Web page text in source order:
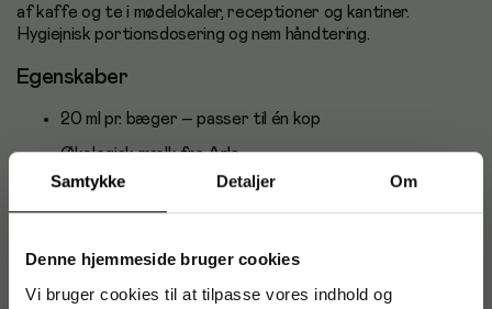
Samtykke Detaljer Om
Denne hjemmeside bruger cookies
Vi bruger cookies til at tilpasse vores indhold og
af kaffe og te i mødelokaler, receptioner og kantiner.
Hygiejnisk portionsdosering og nem håndtering.
Egenskaber
20 ml pr. bæger – passer til én kop
Økologisk mælk fra Arla
Portionspakket for hygiejnisk servering og mindre spild
Velegnet til kaffe, te og andre varme drikke
Nemt at opbevare og udlevere i køkken og mødelokale